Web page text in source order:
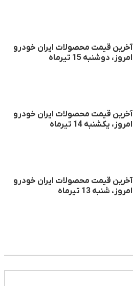
آخرین قیمت محصولات ایران خودرو
امروز، دوشنبه 15 تیرماه
آخرین قیمت محصولات ایران خودرو
امروز، یکشنبه 14 تیرماه
آخرین قیمت محصولات ایران خودرو
امروز، شنبه 13 تیرماه